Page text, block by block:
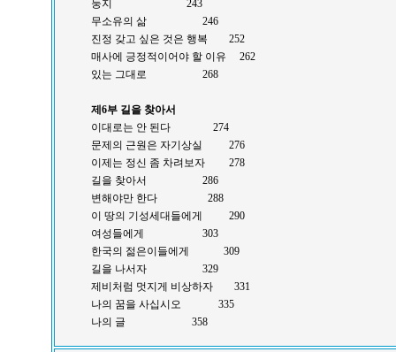
둥지 243
무소유의 삶 246
진정 갖고 싶은 것은 행복 252
매사에 긍정적이어야 할 이유 262
있는 그대로 268
제6부 길을 찾아서
이대로는 안 된다 274
문제의 근원은 자기상실 276
이제는 정신 좀 차려보자 278
길을 찾아서 286
변해야만 한다 288
이 땅의 기성세대들에게 290
여성들에게 303
한국의 젊은이들에게 309
길을 나서자 329
제비처럼 멋지게 비상하자 331
나의 꿈을 사십시오 335
나의 글 358